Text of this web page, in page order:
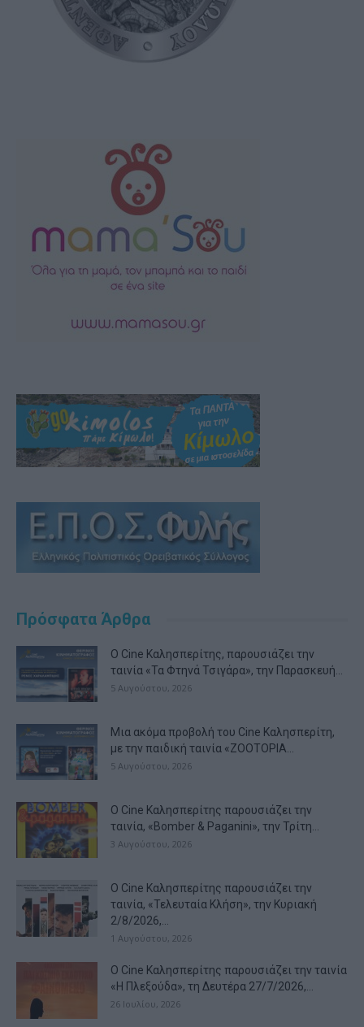
Πρόσφατα Άρθρα
Ο Cine Καλησπερίτης, παρουσιάζει την
ταινία «Τα Φτηνά Τσιγάρα», την Παρασκευή...
5 Αυγούστου, 2026
Μια ακόμα προβολή του Cine Καλησπερίτη,
με την παιδική ταινία «ZOOTOPIA...
5 Αυγούστου, 2026
Ο Cine Καλησπερίτης παρουσιάζει την
ταινία, «Bomber & Paganini», την Τρίτη...
3 Αυγούστου, 2026
Ο Cine Καλησπερίτης παρουσιάζει την
ταινία, «Τελευταία Κλήση», την Κυριακή
2/8/2026,...
1 Αυγούστου, 2026
Ο Cine Καλησπερίτης παρουσιάζει την ταινία
«Η Πλεξούδα», τη Δευτέρα 27/7/2026,...
26 Ιουλίου, 2026